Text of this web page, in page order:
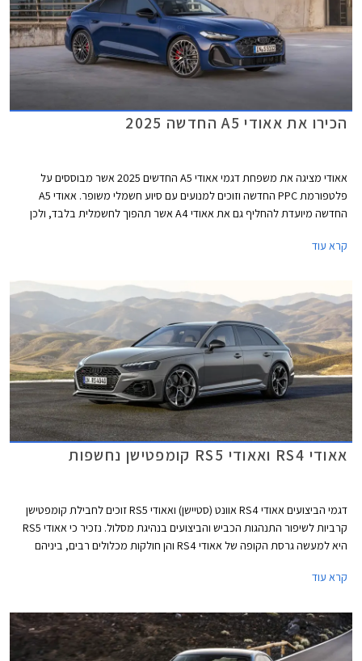
הכירו את אאודי A5 החדשה 2025
אאודי מציגה את משפחת דגמי אאודי A5 החדשים 2025 אשר מבוססים על
פלטפורמת PPC החדשה וזוכים למנועים עם סיוע חשמלי משופר. אאודי A5
החדשה מיועדת להחליף גם את אאודי A4 אשר תהפוך לחשמלית בלבד, ולכן
ישווק לראשונה בתצורת אוונט (סטיישן) וסדאן שהינה למעשה דומה יותר לגרסת
הקופה והקבריולט יוצגו בהמשך בשם שונה בדומה למהלך שמרצדס ביצעה עם
מרצדס CLE.
קרא עוד
אאודי RS4 ואאודי RS5 קומפטישן נחשפות
דגמי הביצועים אאודי RS4 אוונט (סטיישן) ואאודי RS5 זוכים לחבילת קומפטישן
קרביות לשיפור התנהגות הכביש והביצועים בנהיגת מסלול. נזכיר כי אאודי RS5
היא למעשה גרסת הקופה של אאודי RS4 והן חולקות מכלולים רבים, ביניהם
אלה מוגבלת ל- 290 קמ"ש. אאודי RS4 אוונט קומפטישן מאיצה מעמידה ל- 100
קמ"ש תוך 3.9 שניות, 0.2 שניות מהר יותר מהגרסה הסטנדרטית. אאודי RS5
קופה וספורטבק קומפטישן מאיצות מעמידה ל- 100 קמ"ש תוך 3.8 שניות, 0.1
קרא עוד